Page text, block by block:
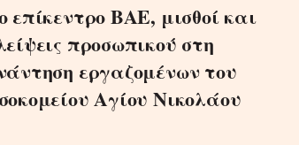
επίκεντρο ΒΑΕ, μισθοί και
προσωπικού στη
εργαζομένων του
Αγίου Νικολάου